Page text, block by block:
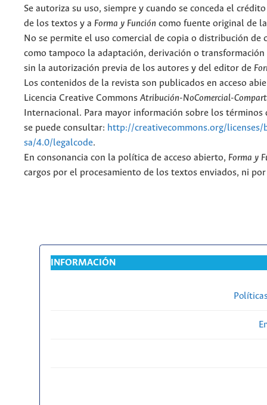
Se autoriza su uso, siempre y cuando se conceda el
de los textos y a Forma y Función como fuente original de
No se permite el uso comercial de copia o distribución de
como tampoco la adaptación, derivación o transformación
sin la autorización previa de los autores y del editor de
Los contenidos de la revista son publicados en acceso
Licencia Creative Commons Atribución-NoComercial-
Internacional. Para mayor información sobre los términos
se puede consultar: http://creativecommons.org/licenses/
sa/4.0/legalcode.
En consonancia con la política de acceso abierto, Forma y
cargos por el procesamiento de los textos enviados, ni
INFORMACIÓN